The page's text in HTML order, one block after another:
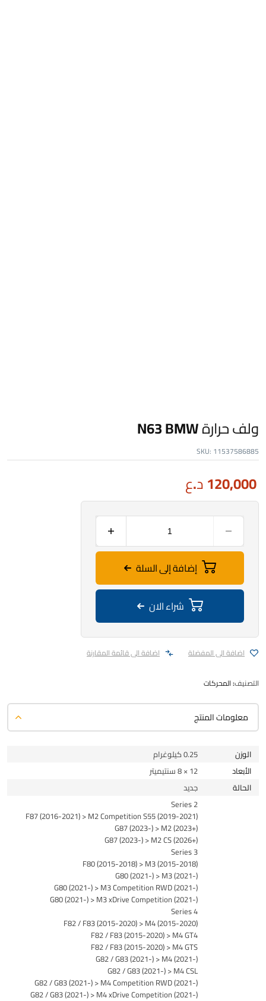
ولف حرارة N63 BMW
SKU: 11537586885
120,000د.ع
إضافة إلى السلة
شراء الان
اضافة الى المفضلة اضافة الى قائمة المقارنة
التصنيف:المحركات
معلومات المنتج
الوزن
0.25 كيلوغرام
الأبعاد
12 × 8 سنتيميتر
الحالة
جديد
2 Series
F87 (2016-2021) > M2 Competition S55 (2019-2021)
G87 (2023-) > M2 (2023+)
G87 (2023-) > M2 CS (2026+)
3 Series
F80 (2015-2018) > M3 (2015-2018)
G80 (2021-) > M3 (2021-)
G80 (2021-) > M3 Competition RWD (2021-)
G80 (2021-) > M3 xDrive Competition (2021-)
4 Series
F82 / F83 (2015-2020) > M4 (2015-2020)
F82 / F83 (2015-2020) > M4 GT4
F82 / F83 (2015-2020) > M4 GTS
G82 / G83 (2021-) > M4 (2021-)
G82 / G83 (2021-) > M4 CSL
G82 / G83 (2021-) > M4 Competition RWD (2021-)
G82 / G83 (2021-) > M4 xDrive Competition (2021-)